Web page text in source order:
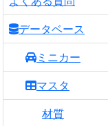
データベース
ミニカー
マスタ
材質